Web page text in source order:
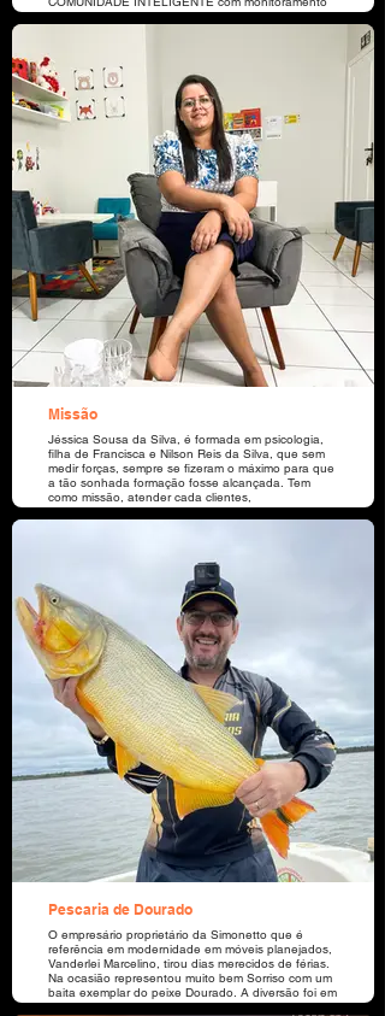
colaborativo. Parabéns Sorriso. Nosso
cada ação e projeto.
Missão
Jéssica Sousa da Silva, é formada em psicologia,
filha de Francisca e Nilson Reis da Silva, que sem
medir forças, sempre se fizeram o máximo para que
a tão sonhada formação fosse alcançada. Tem
como missão, atender cada clientes,
proporcionando-os uma qualidade de vida
naquilo que estiver ao meu alcance, sempre
trazendo a memória como princípios morais, os
ensinamentos bíblicos que diz que aquele que
pode fazer o bem e não faz comete pecado. Tiago
4:17.
Pescaria de Dourado
O empresário proprietário da Simonetto que é
referência em modernidade em móveis planejados,
Vanderlei Marcelino, tirou dias merecidos de férias.
Na ocasião representou muito bem Sorriso com um
baita exemplar do peixe Dourado. A diversão foi em
Paso de lá Pátria, Corrientes /Argentina